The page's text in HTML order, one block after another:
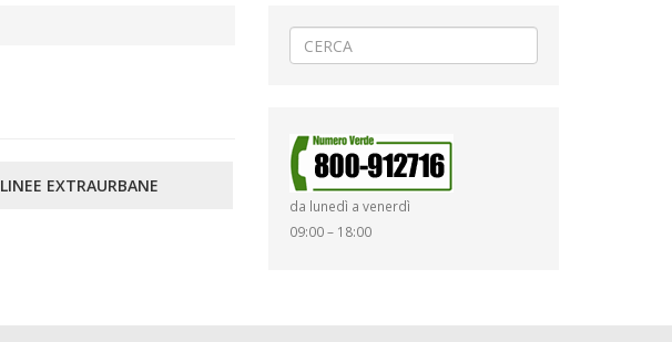
LINEE EXTRAURBANE
da lunedì a venerdì
09:00 – 18:00